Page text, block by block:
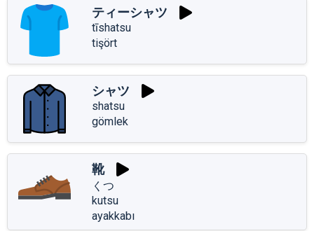
ティーシャツ
tīshatsu
tişört
シャツ
shatsu
gömlek
靴
くつ
kutsu
ayakkabı